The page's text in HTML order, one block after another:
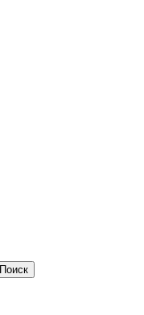
Поиск